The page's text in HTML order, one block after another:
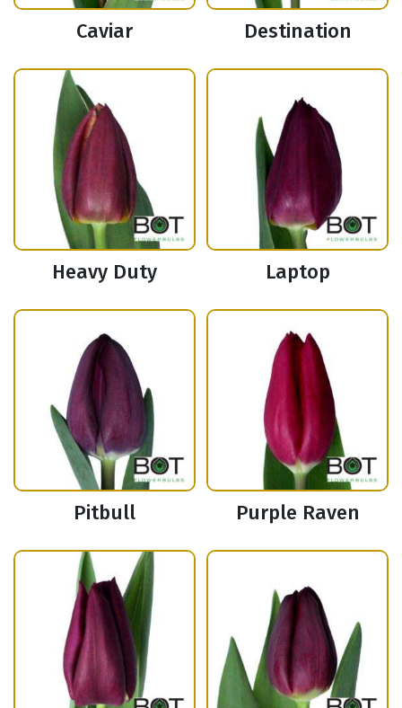
Caviar Destination
Heavy Duty Laptop
Pitbull Purple Raven